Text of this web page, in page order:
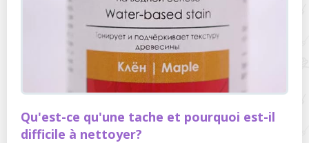
Qu'est-ce qu'une tache et pourquoi est-il
difficile à nettoyer?